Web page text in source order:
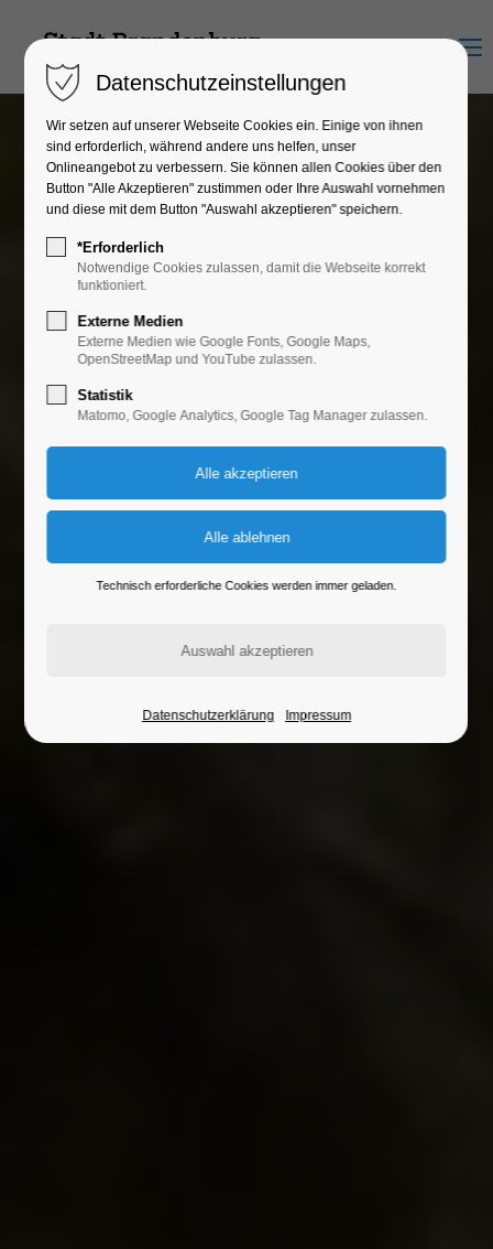
Presse und Events
Für das Presse-Archiv oder die Eingabe von
Veranstaltungen in die Zentrale
Veranstaltungsdatenbank der Stadt Brandenburg an der
zum Login
Webeinträge
Für die Bearbeitung Ihres Webeintrags klicken Sie bitte
zum Login Webeintrag
Menu
Datenschutzeinstellungen
Wir setzen auf unserer Webseite Cookies ein. Einige von ihnen
sind erforderlich, während andere uns helfen, unser
Onlineangebot zu verbessern. Sie können allen Cookies über den
Button "Alle Akzeptieren" zustimmen oder Ihre Auswahl vornehmen
und diese mit dem Button "Auswahl akzeptieren" speichern.
*Erforderlich
Notwendige Cookies zulassen, damit die Webseite korrekt
funktioniert.
Externe Medien
Externe Medien wie Google Fonts, Google Maps,
OpenStreetMap und YouTube zulassen.
Statistik
Matomo, Google Analytics, Google Tag Manager zulassen.
Technisch erforderliche Cookies werden immer geladen.
Datenschutzerklärung Impressum